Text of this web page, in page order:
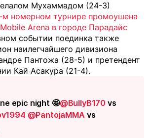
Мухаммадом (24-3)
м номерном турнире промоушена
Arena в городе Парадайс
событии поединка также
наилегчайшего дивизиона
Пантожа (28-5) и претендент
Кай Асакура (21-4).
epic night 🤩@BullyB170 vs
@PantojaMMA vs